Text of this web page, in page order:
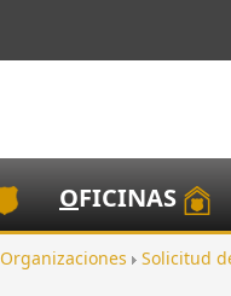
OFICINAS
Solicitud